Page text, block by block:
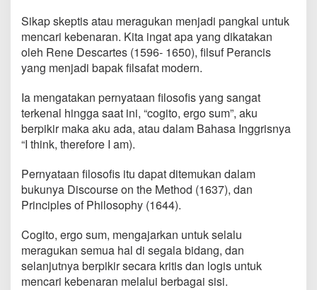
Sikap skeptis atau meragukan menjadi pangkal untuk
mencari kebenaran. Kita ingat apa yang dikatakan
oleh Rene Descartes (1596- 1650), filsuf Perancis
yang menjadi bapak filsafat modern.
Ia mengatakan pernyataan filosofis yang sangat
terkenal hingga saat ini, “cogito, ergo sum”, aku
berpikir maka aku ada, atau dalam Bahasa Inggrisnya
“I think, therefore I am).
Pernyataan filosofis itu dapat ditemukan dalam
bukunya Discourse on the Method (1637), dan
Principles of Philosophy (1644).
Cogito, ergo sum, mengajarkan untuk selalu
meragukan semua hal di segala bidang, dan
selanjutnya berpikir secara kritis dan logis untuk
mencari kebenaran melalui berbagai sisi.